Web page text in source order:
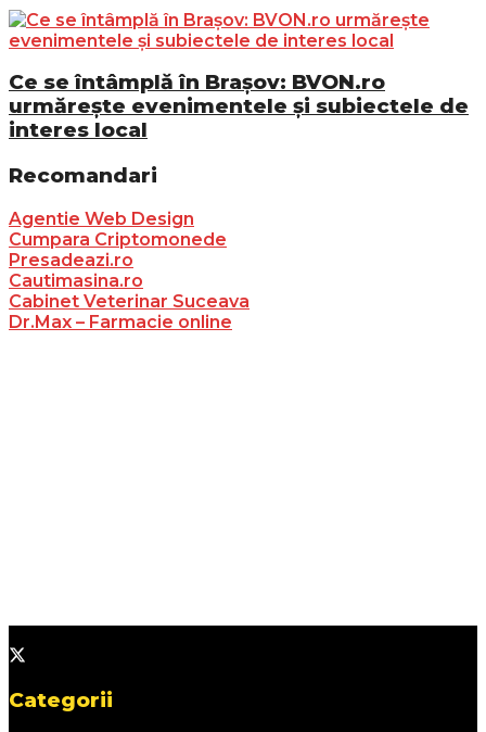
Ce se întâmplă în Brașov: BVON.ro
urmărește evenimentele și subiectele de
interes local
Recomandari
Agentie Web Design
Cumpara Criptomonede
Presadeazi.ro
Cautimasina.ro
Cabinet Veterinar Suceava
Dr.Max – Farmacie online
Categorii